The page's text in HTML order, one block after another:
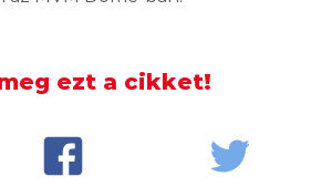
ezt a cikket!
voltak már